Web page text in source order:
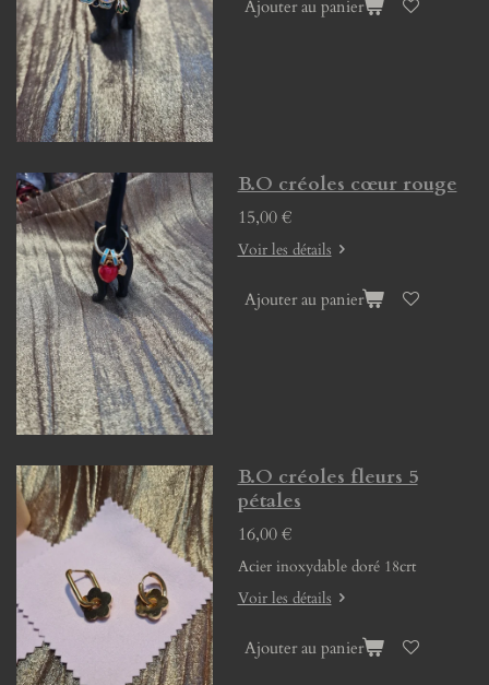
Ajouter au panier
B.O créoles cœur rouge
15,00 €
Voir les détails
Ajouter au panier
B.O créoles fleurs 5
pétales
16,00 €
Acier inoxydable doré 18crt
Voir les détails
Ajouter au panier